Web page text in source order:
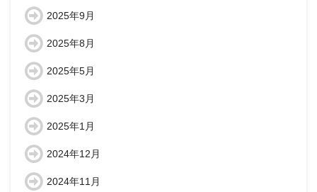
2025年9月
2025年8月
2025年5月
2025年3月
2025年1月
2024年12月
2024年11月